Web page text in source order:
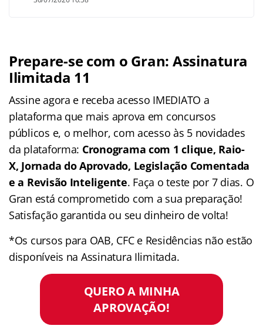
Prepare-se com o Gran: Assinatura
Ilimitada 11
Assine agora e receba acesso IMEDIATO a
plataforma que mais aprova em concursos
públicos e, o melhor, com acesso às 5 novidades
da plataforma: Cronograma com 1 clique, Raio-
X, Jornada do Aprovado, Legislação Comentada
e a Revisão Inteligente. Faça o teste por 7 dias. O
Gran está comprometido com a sua preparação!
Satisfação garantida ou seu dinheiro de volta!
*Os cursos para OAB, CFC e Residências não estão
disponíveis na Assinatura Ilimitada.
QUERO A MINHA
APROVAÇÃO!